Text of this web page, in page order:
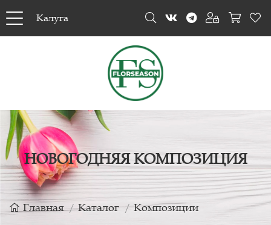
Калуга
НОВОГОДНЯЯ КОМПОЗИЦИЯ
Главная Каталог Композиции